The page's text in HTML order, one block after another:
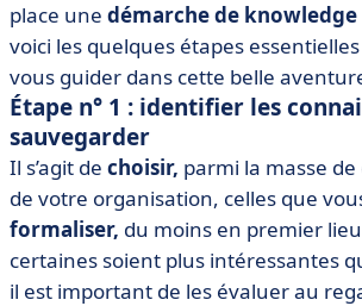
place une démarche de
voici les quelques étapes
vous guider dans cette belle
Étape n° 1 : identifier les
sauvegarder
Il s’agit de choisir, parmi la masse
de votre organisation, celles que
formaliser, du moins en premier
certaines soient plus intéressantes
il est important de les évaluer au